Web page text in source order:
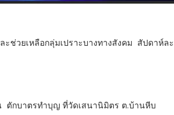
วยเหลือกลุ่มเปราะบางทางสังคม สัปดาห์ละ
ตักบาตรทำบุญ ที่วัดเสนานิมิตร ต.บ้านหีบ